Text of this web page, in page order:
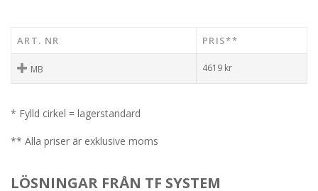
ART. NR PRIS**
MB 4619 kr
* Fylld cirkel = lagerstandard
** Alla priser är exklusive moms
LÖSNINGAR FRÅN TF SYSTEM